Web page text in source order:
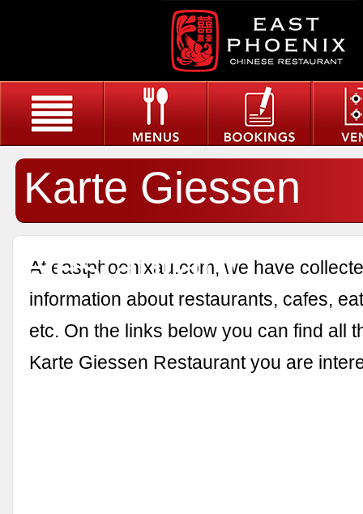
Karte Giessen
Restaurant
At eastphoenixau.com, we have
information about restaurants, cafes,
etc. On the links below you can find all
Karte Giessen Restaurant you are